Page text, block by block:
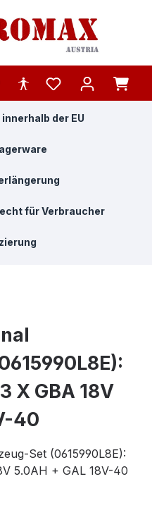
der EU
für Verbraucher
X GBA 18V
40